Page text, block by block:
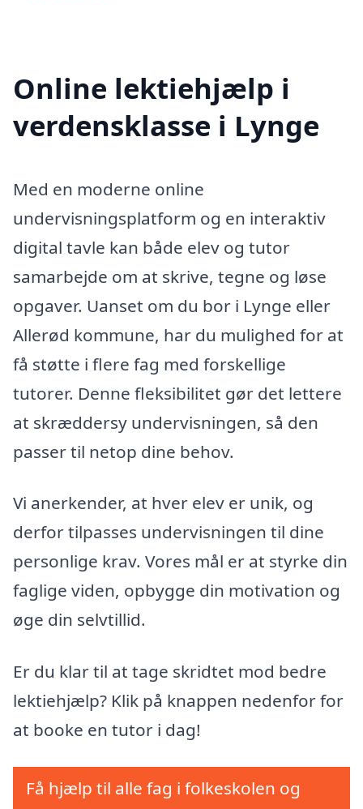
Online lektiehjælp i
verdensklasse i Lynge
Med en moderne online
undervisningsplatform og en interaktiv
digital tavle kan både elev og tutor
samarbejde om at skrive, tegne og løse
opgaver. Uanset om du bor i Lynge eller
Allerød kommune, har du mulighed for at
få støtte i flere fag med forskellige
tutorer. Denne fleksibilitet gør det lettere
at skræddersy undervisningen, så den
passer til netop dine behov.
Vi anerkender, at hver elev er unik, og
derfor tilpasses undervisningen til dine
personlige krav. Vores mål er at styrke din
faglige viden, opbygge din motivation og
øge din selvtillid.
Er du klar til at tage skridtet mod bedre
lektiehjælp? Klik på knappen nedenfor for
at booke en tutor i dag!
Få hjælp til alle fag i folkeskolen og